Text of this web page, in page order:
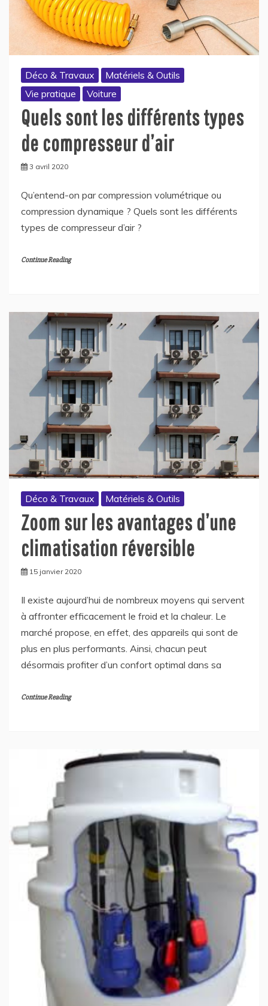
Déco & Travaux
Matériels & Outils
Vie pratique
Voiture
Quels sont les différents types
de compresseur d’air
3 avril 2020
Qu’entend-on par compression volumétrique ou
compression dynamique ? Quels sont les différents
types de compresseur d’air ?
Continue Reading
Déco & Travaux Matériels & Outils
Zoom sur les avantages d’une
climatisation réversible
15 janvier 2020
Il existe aujourd’hui de nombreux moyens qui servent
à affronter efficacement le froid et la chaleur. Le
marché propose, en effet, des appareils qui sont de
plus en plus performants. Ainsi, chacun peut
désormais profiter d’un confort optimal dans sa
Continue Reading